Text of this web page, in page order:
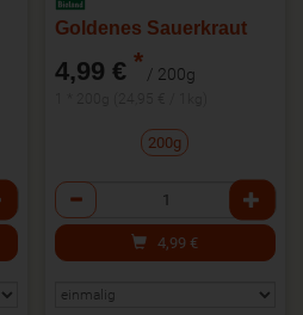
Goldenes Sauerkraut
4,99 € * / 200g
200g
Anzahl
4,99 €